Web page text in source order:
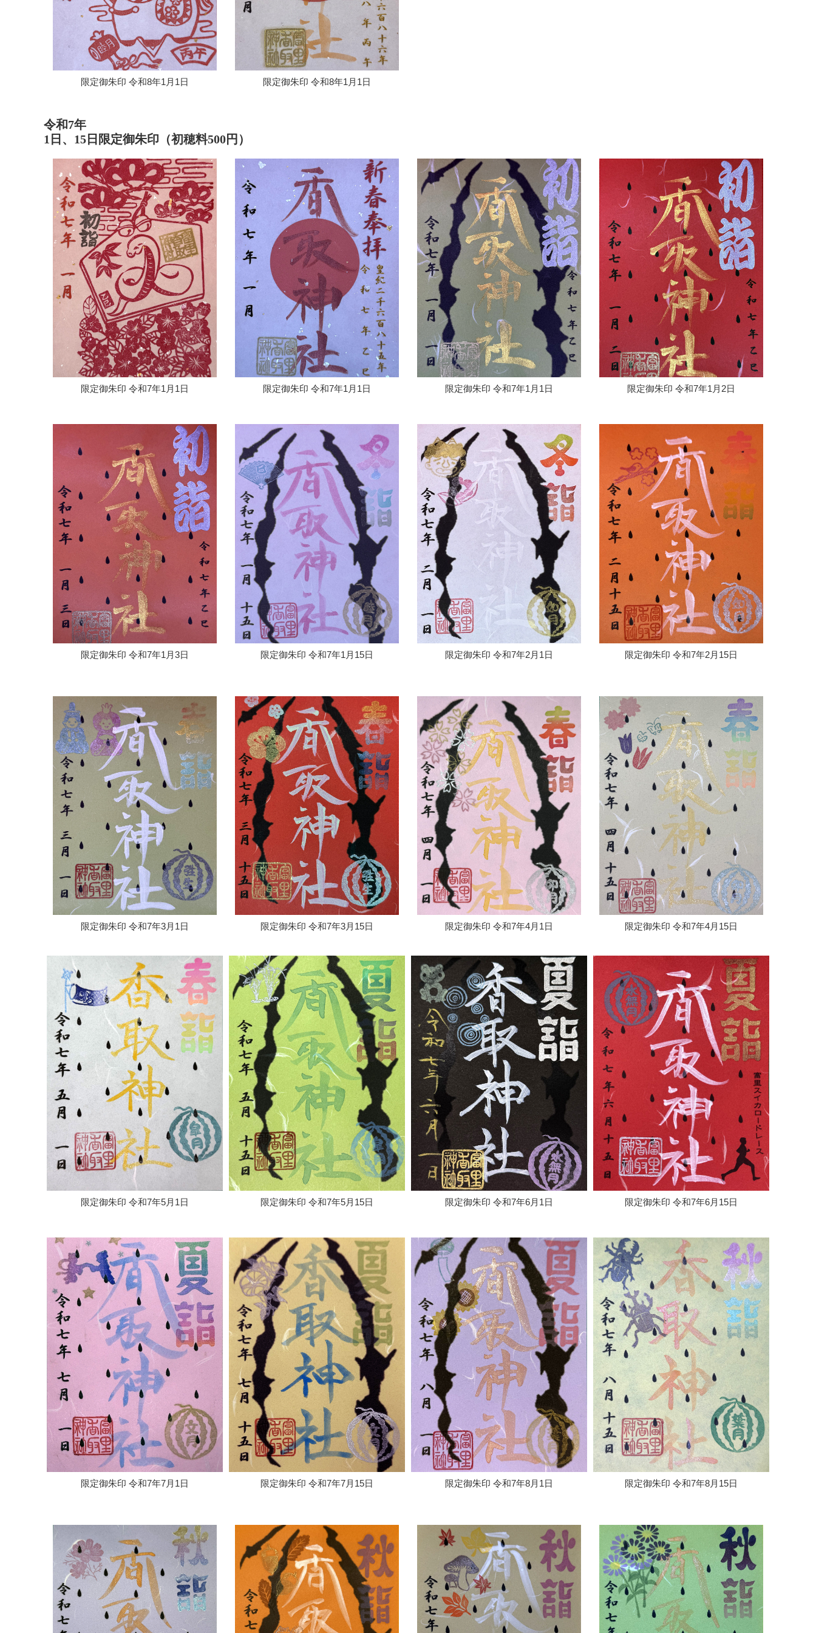
限定御朱印 令和8年1月1日 限定御朱印 令和8年1月1日
令和7年
1日、15日限定御朱印（初穂料500円）
限定御朱印 令和7年1月1日 限定御朱印 令和7年1月1日 限定御朱印 令和7年1月1日 限定御朱印 令和7年1月2日
限定御朱印 令和7年1月3日 限定御朱印 令和7年1月15日 限定御朱印 令和7年2月1日 限定御朱印 令和7年2月15日
限定御朱印 令和7年3月1日 限定御朱印 令和7年3月15日 限定御朱印 令和7年4月1日 限定御朱印 令和7年4月15日
限定御朱印 令和7年5月1日 限定御朱印 令和7年5月15日 限定御朱印 令和7年6月1日 限定御朱印 令和7年6月15日
限定御朱印 令和7年7月1日 限定御朱印 令和7年7月15日 限定御朱印 令和7年8月1日 限定御朱印 令和7年8月15日